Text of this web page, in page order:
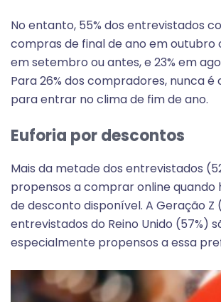
No entanto, 55% dos entrevistados
compras de final de ano em outubro
em setembro ou antes, e 23% em
Para 26% dos compradores, nunca é
para entrar no clima de fim de ano.
Euforia por descontos
Mais da metade dos entrevistados
propensos a comprar online quando
de desconto disponível. A Geração Z
entrevistados do Reino Unido (57%)
especialmente propensos a essa